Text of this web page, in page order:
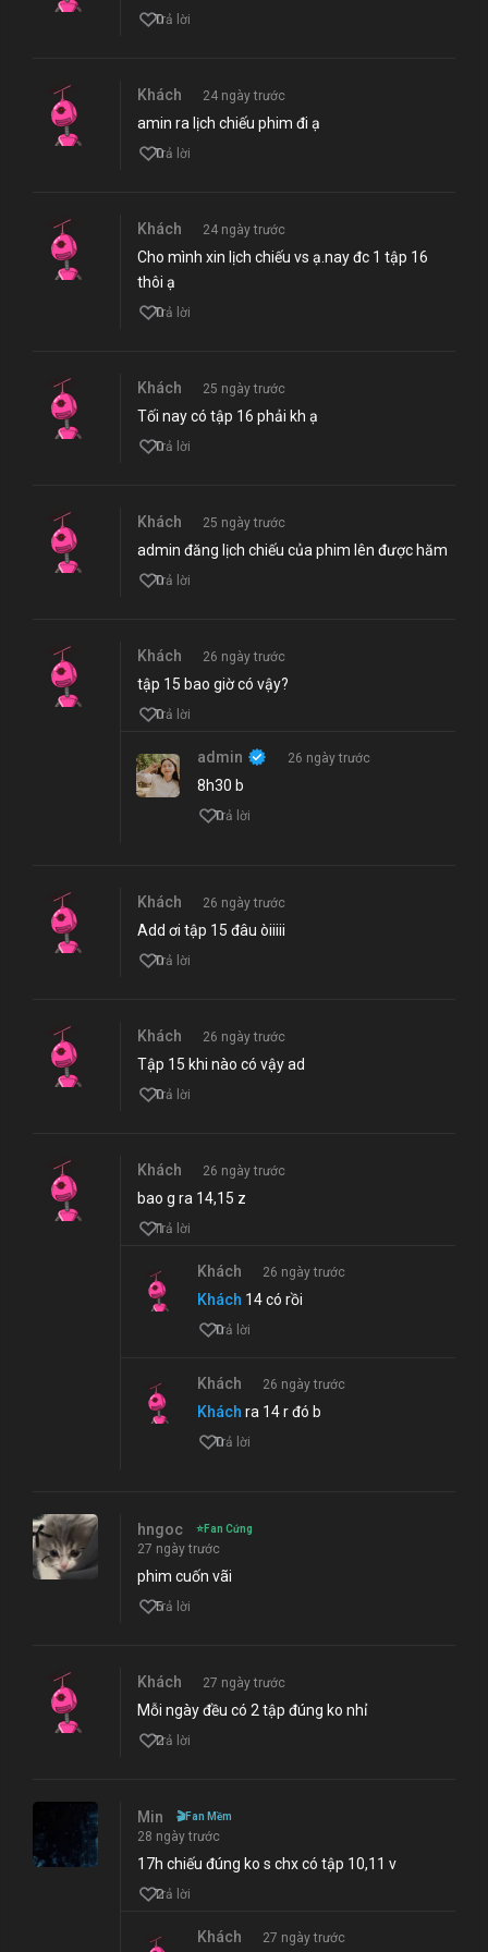
0
Trả lời
Khách 24 ngày trước
amin ra lịch chiếu phim đi ạ
0
Trả lời
Khách 24 ngày trước
Cho mình xin lịch chiếu vs ạ.nay đc 1 tập 16
thôi ạ
0
Trả lời
Khách 25 ngày trước
Tối nay có tập 16 phải kh ạ
0
Trả lời
Khách 25 ngày trước
admin đăng lịch chiếu của phim lên được hăm
0
Trả lời
Khách 26 ngày trước
tập 15 bao giờ có vậy?
0
Trả lời
admin 26 ngày trước
8h30 b
0
Trả lời
Khách 26 ngày trước
Add ơi tập 15 đâu òiiiii
0
Trả lời
Khách 26 ngày trước
Tập 15 khi nào có vậy ad
0
Trả lời
Khách 26 ngày trước
bao g ra 14,15 z
1
Trả lời
Khách 26 ngày trước
Khách 14 có rồi
0
Trả lời
Khách 26 ngày trước
Khách ra 14 r đó b
0
Trả lời
hngoc ⭐Fan Cứng
27 ngày trước
phim cuốn vãi
5
Trả lời
Khách 27 ngày trước
Mỗi ngày đều có 2 tập đúng ko nhỉ
2
Trả lời
Min 🎬Fan Mềm
28 ngày trước
17h chiếu đúng ko s chx có tập 10,11 v
2
Trả lời
Khách 27 ngày trước